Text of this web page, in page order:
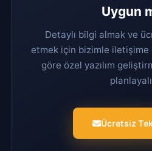
Uygun
Detaylı bilgi almak ve
etmek için bizimle iletişime
göre özel yazılım
Ücretsiz